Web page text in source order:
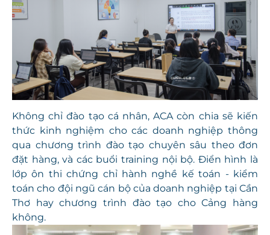
Không chỉ đào tạo cá nhân, ACA còn chia sẽ kiến
thức kinh nghiệm cho các doanh nghiệp thông
qua chương trình đào tạo chuyên sâu theo đơn
đặt hàng, và các buổi training nội bộ. Điển hình là
lớp ôn thi chứng chỉ hành nghề kế toán - kiểm
toán cho đội ngũ cán bộ của doanh nghiệp tại Cần
Thơ hay chương trình đào tạo cho Cảng hàng
không.